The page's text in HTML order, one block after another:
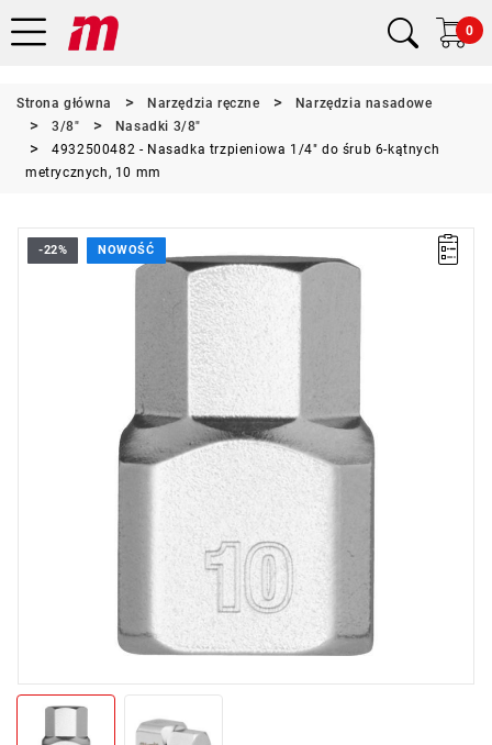
0
Strona główna Narzędzia ręczne
Narzędzia nasadowe
3/8"
Nasadki 3/8"
4932500482 - Nasadka trzpieniowa 1/4" do śrub 6-kątnych
metrycznych, 10 mm
-22% NOWOŚĆ